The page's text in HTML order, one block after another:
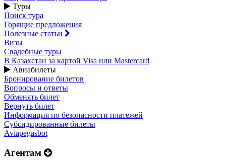
Туры
Поиск тура
Горящие предложения
Полезные статьи
Визы
Свадебные туры
В Казахстан за картой Visa или Masterсard
Авиабилеты
Бронирование билетов
Вопросы и ответы
Обменять билет
Вернуть билет
Информация по безопасности платежей
Субсидированные билеты
Aviapegasbot
Агентам